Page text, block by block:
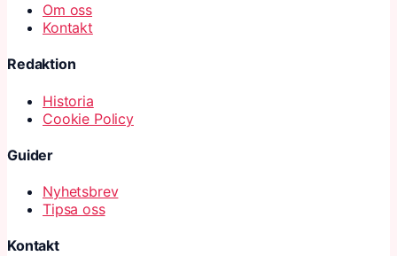
Om oss
Kontakt
Redaktion
Historia
Cookie Policy
Guider
Nyhetsbrev
Tipsa oss
Kontakt